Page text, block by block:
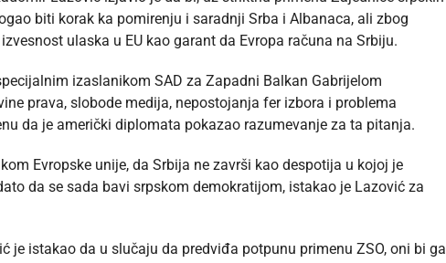
biti korak ka pomirenju i saradnji Srba i Albanaca, ali zbog
ulaska u EU kao garant da Evropa računa na Srbiju.
izaslanikom SAD za Zapadni Balkan Gabrijelom
prava, slobode medija, nepostojanja fer izbora i problema
da je američki diplomata pokazao razumevanje za ta pitanja.
Evropske unije, da Srbija ne završi kao despotija u kojoj je
da se sada bavi srpskom demokratijom, istakao je Lazović za
je istakao da u slučaju da predviđa potpunu primenu ZSO, oni bi ga